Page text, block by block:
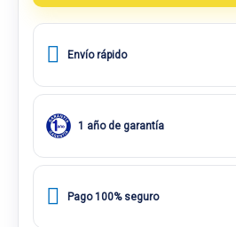
Envío rápido
1 año de garantía
Pago 100% seguro